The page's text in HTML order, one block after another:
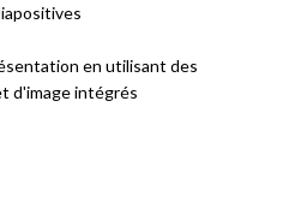
en utilisant des
d'image intégrés